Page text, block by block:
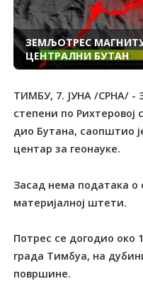
ЗЕМЉОТРЕС
ЦЕНТРАЛНИ БУТАН
ТИМБУ, 7. ЈУНА /СРНА/ -
степени по Рихтеровој
дио Бутана, саопштио
центар за геонауке.
Засад нема података
материјалној штети.
Потрес се догодио oко
града Тимбуа, на
површине.